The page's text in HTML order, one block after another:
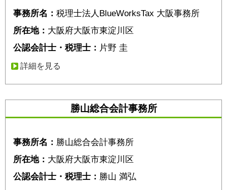
事務所名： 税理士法人BlueWorksTax 大阪事務所
所在地： 大阪府大阪市東淀川区
公認会計士・税理士： 片野 圭
詳細を見る
勝山総合会計事務所
事務所名： 勝山総合会計事務所
所在地： 大阪府大阪市東淀川区
公認会計士・税理士： 勝山 満弘